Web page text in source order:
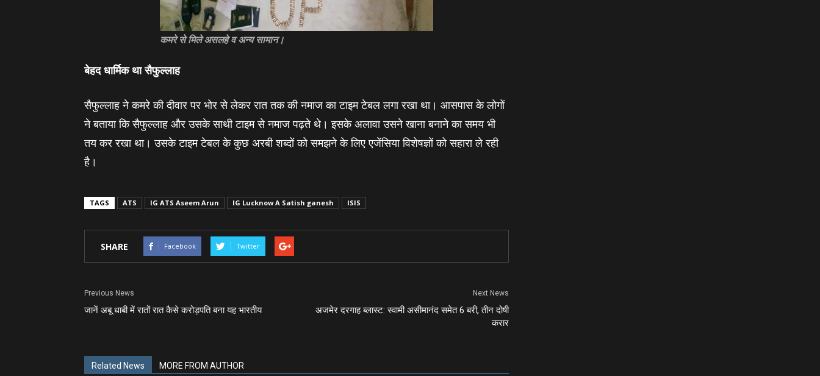
कमरे से मिले असलहे व अन्य सामान।
बेहद धार्मिक था सैफुल्‍लाह
सैफुल्‍लाह ने कमरे की दीवार पर भोर से लेकर रात तक की नमाज का टाइम टेबल लगा रखा था। आसपास के लोगों
ने बताया कि सैफुल्‍लाह और उसके साथी टाइम से नमाज पढ़ते थे। इसके अलावा उसने खाना बनाने का समय भी
तय कर रखा था। उसके टाइम टेबल के कुछ अरबी शब्‍दों को समझने के लिए एजेंसिया विशेषज्ञों को सहारा ले रही
है।
TAGS ATS IG ATS Aseem Arun IG Lucknow A Satish ganesh ISIS
SHARE Facebook Twitter
Previous News
जानें अबू धाबी में रातों रात कैसे करोड़पति बना यह भारतीय
Next News
अजमेर दरगाह ब्‍लास्‍ट: स्‍वामी असीमानंद समेत 6 बरी, तीन दोषी
करार
Related News MORE FROM AUTHOR